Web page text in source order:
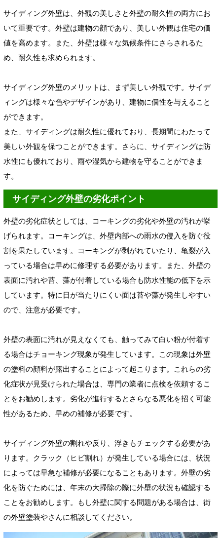
サイディング外壁は、外観の美しさと外壁の耐久性の両方にお
いて重要です。外壁は建物の顔であり、美しい外観は住宅の価
値を高めます。また、外壁は様々な気候条件にさらされるた
め、耐久性も求められます。
サイディング外壁のメリットは、まず美しい外観です。サイデ
ィングは様々な色やデザインがあり、建物に個性を与えること
ができます。
また、サイディングは耐久性に優れており、長期間にわたって
美しい外観を保つことができます。さらに、サイディングは防
水性にも優れており、雨や湿気から建物を守ることができま
す。
サイディング外壁の劣化ポイント
外壁の劣化症状としては、コーキングの劣化や外壁の汚れが挙
げられます。コーキングは、外壁内部への雨水の侵入を防ぐ役
割を果たしています。コーキングが剥がれていたり、亀裂が入
っている場合は早めに修理する必要があります。また、外壁の
表面に汚れや苔、藻が付着している場合も防水性能の低下を示
しています。特に日が当たりにくい面は苔や藻が発生しやすい
ので、注意が必要です。
外壁の表面に汚れが見えなくても、触ってみて白い粉が付着す
る場合はチョーキング現象が発生しています。この現象は外壁
の塗料の顔料が露出することによって起こります。これらの劣
化症状が見受けられた場合は、専門の業者に点検を依頼するこ
とをお勧めします。劣化が進行するとさらなる悪化を招く可能
性があるため、早めの補修が必要です。
サイディング外壁の割れや反り、浮きもチェックする必要があ
ります。クラック（ヒビ割れ）が発生している場合には、状況
によっては早急な補修が必要になることもあります。外壁の劣
化を防ぐためには、年末の大掃除の際に外壁の状況も確認する
ことをお勧めします。もし外壁に関する問題がある場合は、街
の外壁塗装やさんに相談してください。